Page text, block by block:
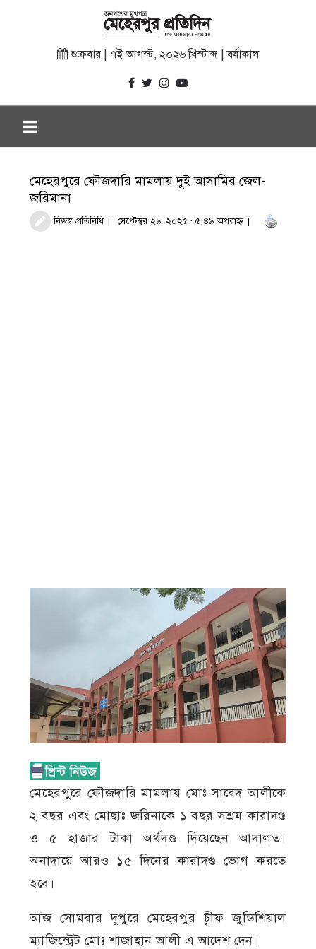
শুক্রবার | ৭ই আগস্ট, ২০২৬ খ্রিস্টাব্দ | বর্ষাকাল
মেহেরপুরে ফৌজদারি মামলায় দুই আসামির জেল-
জরিমানা
নিজস্ব প্রতিনিধি সেপ্টেম্বর ২৯, ২০২৫ · ৫:৪৯ অপরাহ্ণ
মেহেরপুরে ফৌজদারি মামলায় মোঃ সাবেদ আলীকে
২ বছর এবং মোছাঃ জরিনাকে ১ বছর সশ্রম কারাদণ্ড
ও ৫ হাজার টাকা অর্থদণ্ড দিয়েছেন আদালত।
অনাদায়ে আরও ১৫ দিনের কারাদণ্ড ভোগ করতে
হবে।
আজ সোমবার দুপুরে মেহেরপুর চীৃফ জুডিশিয়াল
ম্যাজিস্ট্রেট মোঃ শাজাহান আলী এ আদেশ দেন।